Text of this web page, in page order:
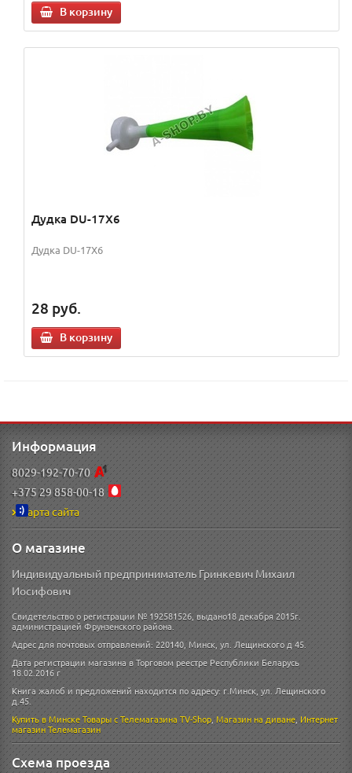
В корзину
Дудка DU-17X6
Дудка DU-17X6
28 руб.
В корзину
Информация
8029-192-70-70
+375 29 858-00-18
Карта сайта
О магазине
Индивидуальный предприниматель Гринкевич Михаил
Иосифович
Свидетельство о регистрации № 192581526, выдано18 декабря 2015г.
администрацией Фрунзенского района.
Адрес для почтовых отправлений: 220140, Минск, ул. Лещинского д 45.
Дата регистрации магазина в Торговом реестре Республики Беларусь
18.02.2016 г
Книга жалоб и предложений находится по адресу: г.Минск, ул. Лещинского
д.45.
Купить в МинскеТовары с Телемагазина TV-Shop,Магазин на диване,Интернет
магазинТелемагазин
Схема проезда